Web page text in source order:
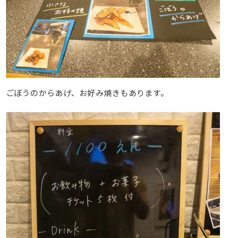
ごぼうのからあげ、お好み焼きもあります。